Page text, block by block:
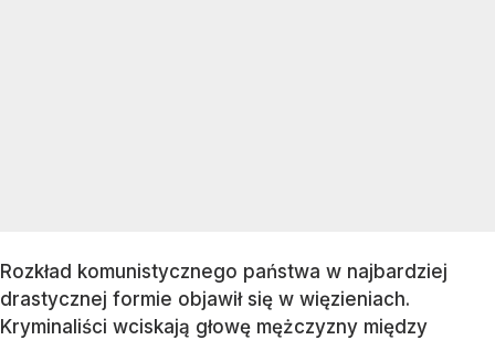
Rozkład komunistycznego państwa w najbardziej
drastycznej formie objawił się w więzieniach.
Kryminaliści wciskają głowę mężczyzny między